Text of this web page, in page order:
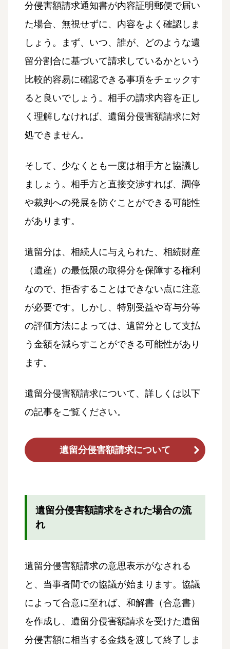
分侵害額請求通知書が内容証明郵便で届い
た場合、無視せずに、内容をよく確認しま
しょう。まず、いつ、誰が、どのような遺
留分割合に基づいて請求しているかという
比較的容易に確認できる事項をチェックす
ると良いでしょう。相手の請求内容を正し
く理解しなければ、遺留分侵害額請求に対
処できません。
そして、少なくとも一度は相手方と協議し
ましょう。相手方と直接交渉すれば、調停
や裁判への発展を防ぐことができる可能性
があります。
遺留分は、相続人に与えられた、相続財産
（遺産）の最低限の取得分を保障する権利
なので、拒否することはできない点に注意
が必要です。しかし、特別受益や寄与分等
の評価方法によっては、遺留分として支払
う金額を減らすことができる可能性があり
ます。
遺留分侵害額請求について、詳しくは以下
の記事をご覧ください。
遺留分侵害額請求について
遺留分侵害額請求をされた場合の流
れ
遺留分侵害額請求の意思表示がなされる
と、当事者間での協議が始まります。協議
によって合意に至れば、和解書（合意書）
を作成し、遺留分侵害額請求を受けた遺留
分侵害額に相当する金銭を渡して終了しま